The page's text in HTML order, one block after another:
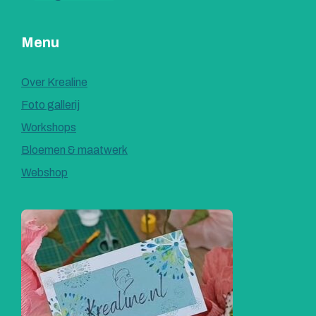
Menu
Over Krealine
Foto gallerij
Workshops
Bloemen & maatwerk
Webshop